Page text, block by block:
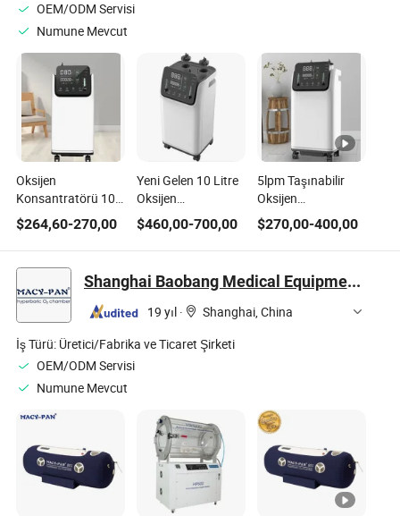
OEM/ODM Servisi
Numune Mevcut
Oksijen
Konsantratörü 10L
Hastane Ekipmanı
Evde Bakım
Taşınabilir Saflık
93% Şarj Edilebilir
Yüksek Basınçlı
Nebülizatör Nabız
Oksimetresi
$264,60-270,00
Yeni Gelen 10 Litre
Oksijen
Konsantratörü
Hastane Ekipmanı
LED Ekran ile
$460,00-700,00
5lpm Taşınabilir
Oksijen
Konsantratörü
Tıbbi Ekipman
Nebulizatör Nabız
Bakımı
$270,00-400,00
Shanghai Baobang Medical Equipment Co., Ltd.
19 yıl ·
Shanghai, China
İş Türü: Üretici/Fabrika ve Ticaret Şirketi
OEM/ODM Servisi
Numune Mevcut